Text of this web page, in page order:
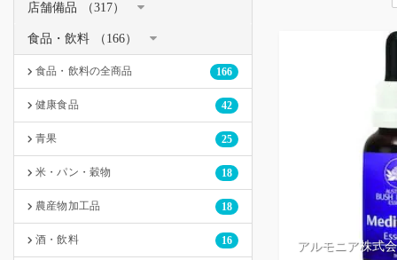
店舗備品 （317）
食品・飲料 （166）
食品・飲料の全商品 166
健康食品 42
青果 25
米・パン・穀物 18
農産物加工品 18
酒・飲料 16 アルモニア株式